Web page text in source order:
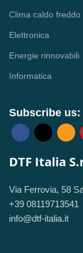
Clima caldo freddo
Elettronica
Energie rinnovabili
Informatica
Subscribe us:
DTF Italia
Via Ferrovia, 58
+39 08119713541
info@dtf-italia.it